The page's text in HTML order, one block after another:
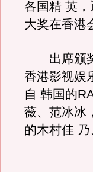
各国精 英
大奖在香港
出席颁奖
香港影视娱
自 韩国的
薇、范冰冰
的木村佳